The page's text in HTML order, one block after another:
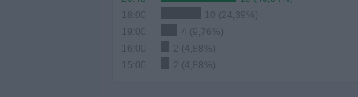
18:00
10 (24,39%)
19:00
4 (9,76%)
16:00
2 (4,88%)
15:00
2 (4,88%)